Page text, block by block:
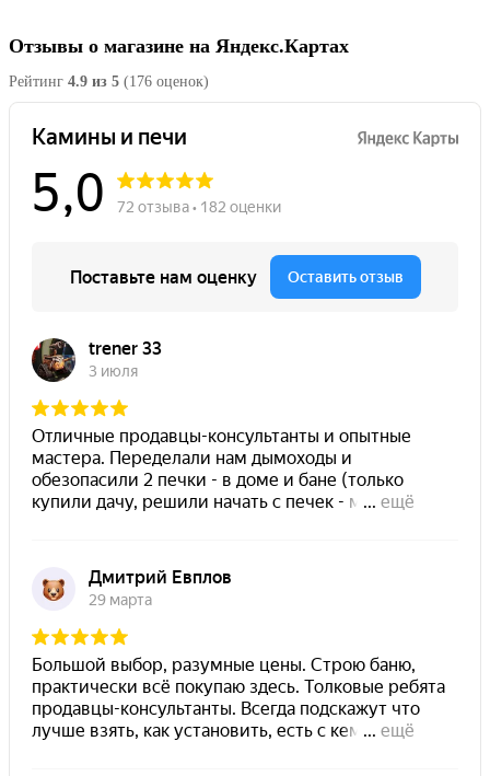
Отзывы о магазине на Яндекс.Картах
Рейтинг 4.9 из 5 (176 оценок)